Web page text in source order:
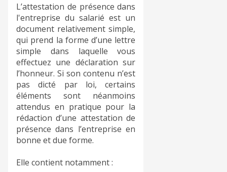
L’attestation de présence dans
l'entreprise du salarié est un
document relativement simple,
qui prend la forme d’une lettre
simple dans laquelle vous
effectuez une déclaration sur
l’honneur. Si son contenu n’est
pas dicté par loi, certains
éléments sont néanmoins
attendus en pratique pour la
rédaction d’une attestation de
présence dans l’entreprise en
bonne et due forme.
Elle contient notamment :